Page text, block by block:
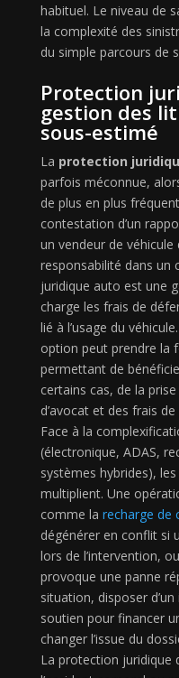
habituel. Le niveau de
la complexité des
du simple parcours de
Protection
gestion des
sous-estimé
La protection
parfois méconnue,
de plus en plus
contestation d’un
un vendeur de véhicule
responsabilité dans un
juridique auto est une
charge les frais de
lié à l’usage du
option peut prendre la
permettant de
certains cas, de la
d’avocat et des frais
Face à la
(électronique, ADAS,
systèmes hybrides),
multiplient. Une
comme la recharge de
dégénérer en conflit si
lors de l’intervention,
provoque une panne
situation, disposer
soutien pour financer
changer l’issue du
La protection juridique